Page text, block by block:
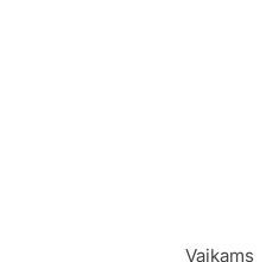
Vaikams